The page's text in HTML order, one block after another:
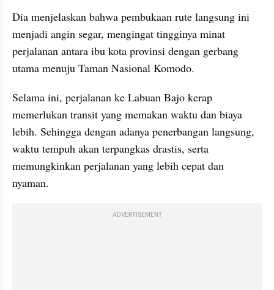
Dia menjelaskan bahwa pembukaan rute langsung ini
menjadi angin segar, mengingat tingginya minat
perjalanan antara ibu kota provinsi dengan gerbang
utama menuju Taman Nasional Komodo.
Selama ini, perjalanan ke Labuan Bajo kerap
memerlukan transit yang memakan waktu dan biaya
lebih. Sehingga dengan adanya penerbangan langsung,
waktu tempuh akan terpangkas drastis, serta
memungkinkan perjalanan yang lebih cepat dan
nyaman.
ADVERTISEMENT